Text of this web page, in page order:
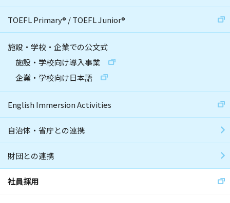
TOEFL Primary® /TOEFL Junior®
施設・学校・企業での公文式
施設・学校向け導入事業
企業・学校向け日本語
English Immersion Activities
自治体・省庁との連携
財団との連携
社員採用